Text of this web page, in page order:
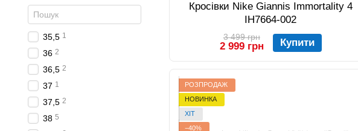
Кросівки Nike Giannis Immortality 4
IH7664-002
3 499 грн
2 999 грн Купити
РОЗПРОДАЖ
НОВИНКА
ХІТ
−40%
35,5 1
36 2
36,5 2
37 1
37,5 2
38 5